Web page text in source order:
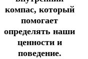
компас, который
помогает
определять наши
ценности и
поведение.